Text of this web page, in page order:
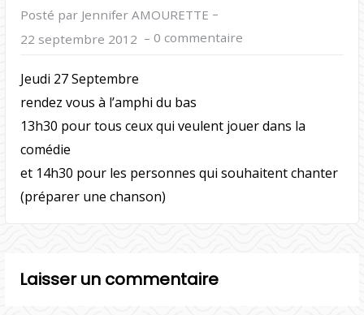
Posté par Jennifer AMOURETTE –
22 septembre 2012 – 0 commentaire
Jeudi 27 Septembre
rendez vous à l’amphi du bas
13h30 pour tous ceux qui veulent jouer dans la
comédie
et 14h30 pour les personnes qui souhaitent chanter
(préparer une chanson)
Laisser un commentaire